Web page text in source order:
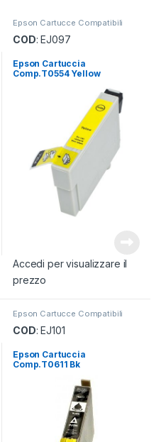
Epson Cartucce Compatibili
COD: EJ097
Epson Cartuccia
Comp.T0554 Yellow
Accedi per visualizzare il
prezzo
Epson Cartucce Compatibili
COD: EJ101
Epson Cartuccia
Comp.T0611 Bk